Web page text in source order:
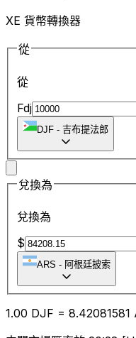
XE 貨幣轉換器
從
從
Fdj
DJF - 吉布提法郎
兌換為
兌換為
$
ARS - 阿根廷披索
1.00 DJF = 8.42081581